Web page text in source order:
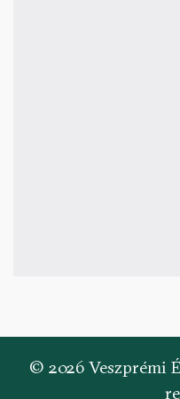
© 2026 Veszprémi